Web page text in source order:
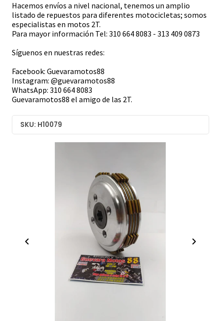
Hacemos envíos a nivel nacional, tenemos un amplio
listado de repuestos para diferentes motocicletas; somos
especialistas en motos 2T.
Para mayor información Tel: 310 664 8083 - 313 409 0873
Síguenos en nuestras redes:
Facebook: Guevaramotos88
Instagram: @guevaramotos88
WhatsApp: 310 664 8083
Guevaramotos88 el amigo de las 2T.
SKU: H10079